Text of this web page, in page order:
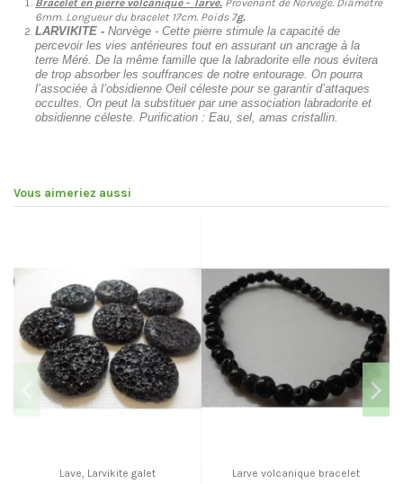
6mm. Longueur du bracelet 17cm. Poids 7g.
LARVIKITE - Norvège - Cette pierre stimule la capacité de
percevoir les vies antérieures tout en assurant un ancrage à la
terre Méré. De la même famille que la labradorite elle nous évitera
de trop absorber les souffrances de notre entourage. On pourra
l’associée à l’obsidienne Oeil céleste pour se garantir d’attaques
occultes. On peut la substituer par une association labradorite et
obsidienne céleste. Purification : Eau, sel, amas cristallin.
Vous aimeriez aussi
Lave, Larvikite galet Larve volcanique bracelet